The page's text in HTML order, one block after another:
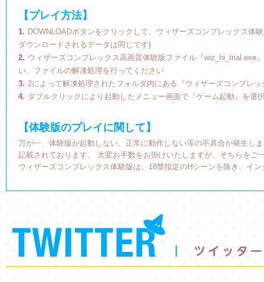
【プレイ方法】
1. DOWNLOADボタンをクリックして、ウィザーズコンプレックス体
ダウンロードされるデータは同じです)
2. ウィザーズコンプレックス高画質体験版ファイル『wiz_hi_trial.exe
い、ファイルの解凍処理を行ってください
3. 2によって解凍処理されたフォルダ内にある『ウィザーズコンプレ
4. ダブルクリックにより起動したメニュー画面で『ゲーム起動』を選
【体験版のプレイに関して】
万が一、体験版が起動しない、正常に動作しない等の不具合が発生し
記載されております。 大変お手数をお掛けいたしますが、そちらを
ウィザーズコンプレックス体験版は、18禁指定のHシーンを除き、イ